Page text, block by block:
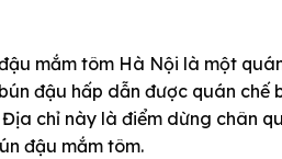
mắm tôm Hà Nội là một
đậu hấp dẫn được quán
chỉ này là điểm dừng chân
đậu mắm tôm.